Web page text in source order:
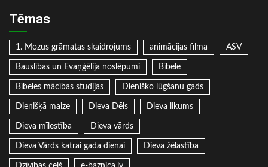
Tēmas
1. Mozus grāmatas skaidrojums animācijas filma ASV
Bauslības un Evaņģēlija noslēpumi Bībele
Bībeles mācības studijas Dienišķo lūgšanu gads
Dienišķā maize Dieva Dēls Dieva likums
Dieva mīlestība Dieva vārds
Dieva Vārds katrai gada dienai Dieva žēlastība